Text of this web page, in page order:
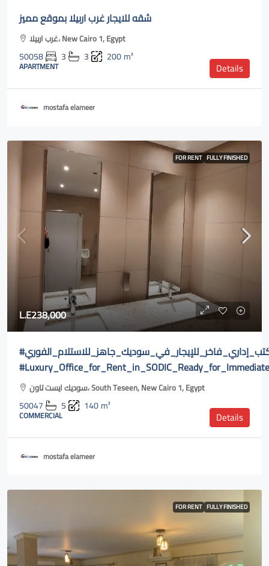
شقه للايجار غرب اربيلا بموقع مميز
غرب اربيلا، New Cairo 1, Egypt
50058 3 3 200m²
APARTMENT Details
mostafa elameer
FOR RENT FULLY FINISHED
L.E238,000
#مكتب_إداري_فاخر_للإيجار_في_سوديك_جاهز_للاستلام_الفوري
سوديك ايست تاون، South Teseen, New Cairo 1, Egypt
50047 5 140m²
COMMERCIAL Details
mostafa elameer
FOR RENT FULLY FINISHED